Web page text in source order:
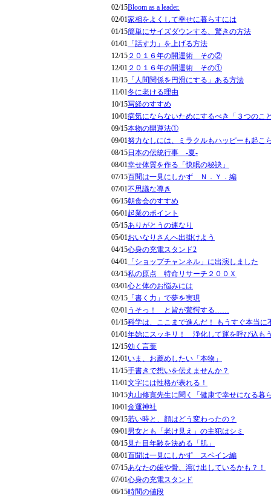
02/15Bloom as a leader.
02/01家相をよくして幸せに暮らすには
01/15簡単にサイズダウンする、驚きの方法
01/01 「話す力」を上げる方法
12/15 ２０１６年の開運術 その②
12/01 ２０１６年の開運術 その①
11/15 「人間関係を円滑にする」ある方法
11/01冬に老ける理由
10/15写経のすすめ
10/01病気にならないためにするべき「３つのこ
09/15本物の開運法①
09/01努力なしには、ミラクルもハッピーも起こ
08/15日本の伝統行事 -夏-
08/01幸せ体質を作る「快眠の秘訣」
07/15百聞は一見にしかず Ｎ．Ｙ．編
07/01不思議な導き
06/15朝食会のすすめ
06/01起業のポイント
05/15ありがとうの連なり
05/01おいなりさんへ出掛けよう
04/15心身の充電スタンド2
04/01 「ショップチャンネル」に出演しました
03/15私の原点 特命リサーチ２００Ｘ
03/01心と体のお悩みには
02/15 「書く力」で夢を実現
02/01うそっ！ と皆が驚愕する……
01/15科学は、ここまで進んだ！ もうすぐ本当に
01/01年始にスッキリ！ 浄化して運を呼び込も
12/15効く言葉
12/01いま、お薦めしたい「本物」
11/15手書きで想いを伝えませんか？
11/01文字には性格が表れる！
10/15丸山修寛先生に聞く「健康で幸せになる暮
10/01金運神社
09/15若い時と、顔はどう変わったの？
09/01男女とも「老け見え」の主犯はシミ
08/15見た目年齢を決める「肌」
08/01百聞は一見にしかず スペイン編
07/15あなたの歯や骨、溶け出しているかも？！
07/01心身の充電スタンド
06/15時間の値段